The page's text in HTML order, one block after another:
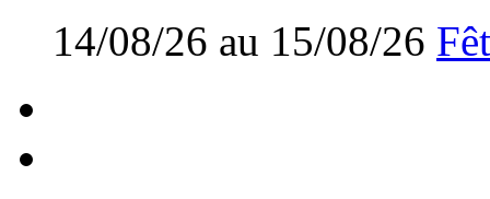
14/08/26 au 15/08/26